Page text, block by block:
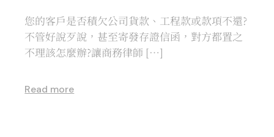
您的客戶是否積欠公司貨款、工程款或款項不還?
不管好說歹說，甚至寄發存證信函，對方都置之
不理該怎麼辦?讓商務律師 […]
Read more